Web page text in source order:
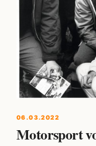
06.03.2022
Motorsport